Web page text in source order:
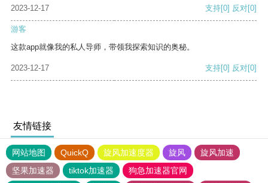
2023-12-17
支持[0] 反对[0]
游客
这款app就像我的私人导师，带领我探索知识的奥秘。
2023-12-17 支持[0] 反对[0]
友情链接
网站地图 QuickQ 旋风加速度器 旋风
旋风加速
坚果加速器
tiktok加速器
狗急加速器官网